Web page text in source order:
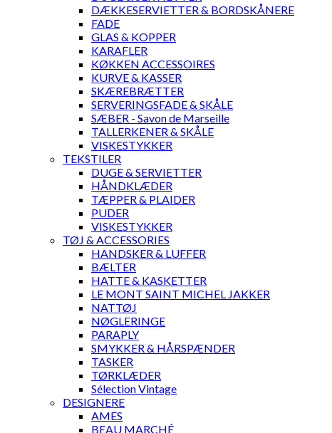
DÆKKESERVIETTER & BORDSKÅNERE
FADE
GLAS & KOPPER
KARAFLER
KØKKEN ACCESSOIRES
KURVE & KASSER
SKÆREBRÆTTER
SERVERINGSFADE & SKÅLE
SÆBER - Savon de Marseille
TALLERKENER & SKÅLE
VISKESTYKKER
TEKSTILER
DUGE & SERVIETTER
HÅNDKLÆDER
TÆPPER & PLAIDER
PUDER
VISKESTYKKER
TØJ & ACCESSORIES
HANDSKER & LUFFER
BÆLTER
HATTE & KASKETTER
LE MONT SAINT MICHEL JAKKER
NATTØJ
NØGLERINGE
PARAPLY
SMYKKER & HÅRSPÆNDER
TASKER
TØRKLÆDER
Sélection Vintage
DESIGNERE
AMES
BEAU MARCHÉ